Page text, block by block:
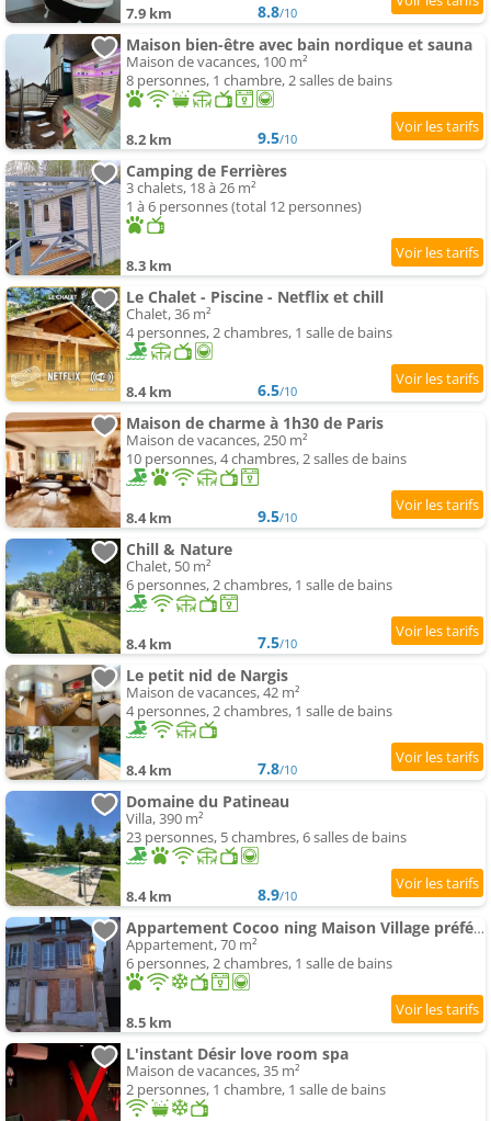
7.9 km 8.8/10
Maison bien-être avec bain nordique et sauna
Maison de vacances, 100 m²
8 personnes, 1 chambre, 2 salles de bains
8.2 km 9.5/10
Camping de Ferrières
3 chalets, 18 à 26 m²
1 à 6 personnes (total 12 personnes)
8.3 km
Le Chalet - Piscine - Netflix et chill
Chalet, 36 m²
4 personnes, 2 chambres, 1 salle de bains
8.4 km 6.5/10
Maison de charme à 1h30 de Paris
Maison de vacances, 250 m²
10 personnes, 4 chambres, 2 salles de bains
8.4 km 9.5/10
Chill & Nature
Chalet, 50 m²
6 personnes, 2 chambres, 1 salle de bains
8.4 km 7.5/10
Le petit nid de Nargis
Maison de vacances, 42 m²
4 personnes, 2 chambres, 1 salle de bains
8.4 km 7.8/10
Domaine du Patineau
Villa, 390 m²
23 personnes, 5 chambres, 6 salles de bains
8.4 km 8.9/10
Appartement Cocoo ning Maison Village préféré des français
Appartement, 70 m²
6 personnes, 2 chambres, 1 salle de bains
8.5 km
L'instant Désir love room spa
Maison de vacances, 35 m²
2 personnes, 1 chambre, 1 salle de bains